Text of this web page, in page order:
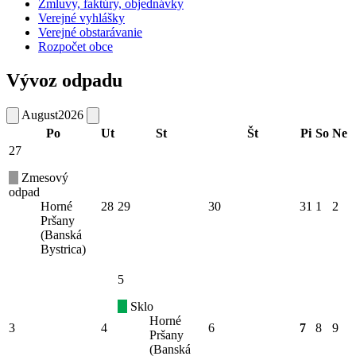
Zmluvy, faktúry, objednávky
Verejné vyhlášky
Verejné obstarávanie
Rozpočet obce
Vývoz odpadu
August2026
Po
Ut St Št Pi So Ne
27
Zmesový
odpad
Horné
Pršany
(Banská
Bystrica)
28 29 30 31 1 2
3 4
5
Sklo
Horné
Pršany
(Banská
6 7 8 9